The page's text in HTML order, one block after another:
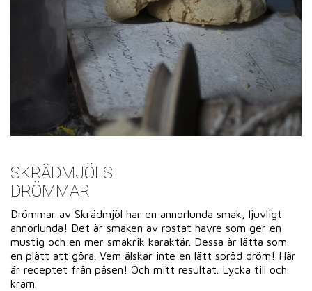
SKRÄDMJÖLS
DRÖMMAR
Drömmar av Skrädmjöl har en annorlunda smak, ljuvligt
annorlunda! Det är smaken av rostat havre som ger en
mustig och en mer smakrik karaktär. Dessa är lätta som
en plätt att göra. Vem älskar inte en lätt spröd dröm! Här
är receptet från påsen! Och mitt resultat. Lycka till och
kram.